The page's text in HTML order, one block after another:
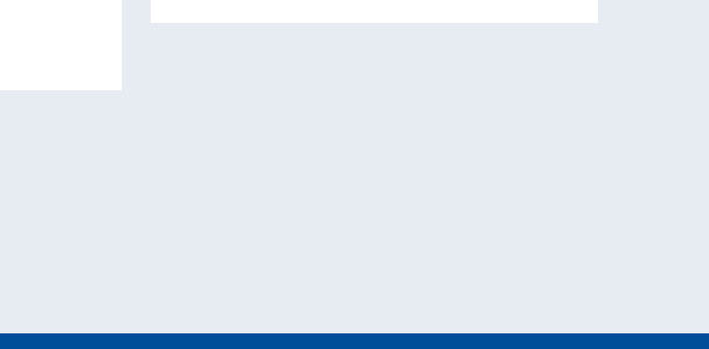
E DELLA COOPERAZIONE INTERNAZIONALE, ON. ANTONIO TAJANI, IN OCCASIONE DEL
ITALIANO IN FAVORE DEGLI STUDENTI STRANIERI PER L’A.A. 2026-2027 –